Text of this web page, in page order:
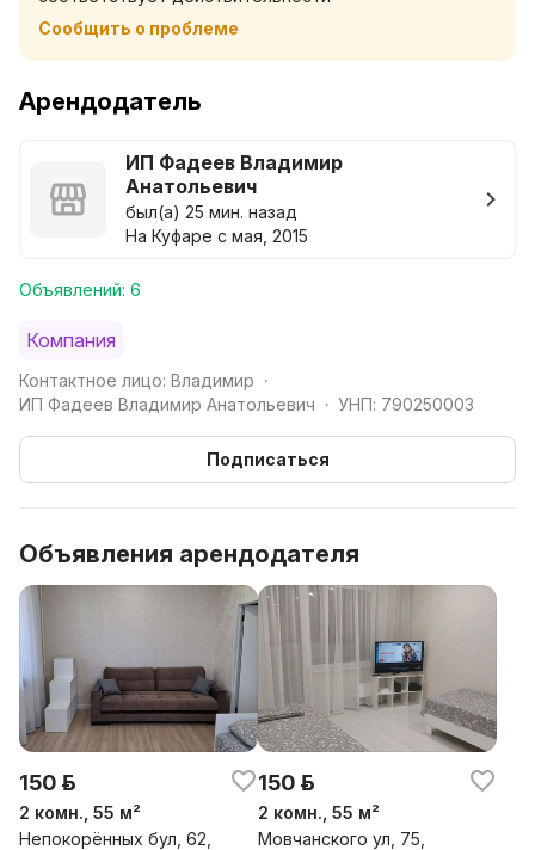
* ШУМНЫМ КОМПАНИЯМ И ГОСТЯМ ДО 25 ЛЕТ
ПРОСЬБА НЕ БЕСПОКОИТЬ!!!
*НЕ СДАЁТСЯ ДЛЯ ПРОВЕДЕНИЯ МЕРОПРИЯТИЙ!!!
Сообщить о проблеме
Арендодатель
ИП Фадеев Владимир
Анатольевич
был(а) 25 мин. назад
На Куфаре с мая, 2015
Объявлений: 6
Компания
Контактное лицо: Владимир •
ИП Фадеев Владимир Анатольевич • УНП: 790250003
Подписаться
Объявления арендодателя
150 р.
2 комн., 55 м²
Непокорённых бул, 62,
150 р.
2 комн., 55 м²
Мовчанского ул, 75,